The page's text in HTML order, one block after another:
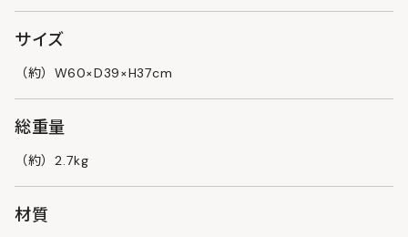
サイズ
（約）W60×D39×H37cm
総重量
（約）2.7kg
材質